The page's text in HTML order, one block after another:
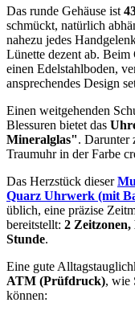
Das runde Gehäuse ist
schmückt, natürlich
nahezu jedes
Lünette dezent ab. Beim
einen Edelstahlboden,
ansprechendes Design
Einen weitgehenden
Blessuren bietet das
Mineralglas". Darunter
Traumuhr in der Farbe
Das Herzstück dieser
Quarz Uhrwerk (mit
üblich, eine präzise
bereitstellt: 2
Stunde.
Eine gute
ATM (Prüfdruck), wie
können: